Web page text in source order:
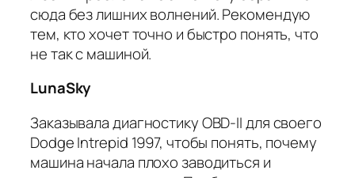
сюда без лишних волнений. Рекомендую
тем, кто хочет точно и быстро понять, что
не так с машиной.
LunaSky
Заказывала диагностику OBD-II для своего
Dodge Intrepid 1997, чтобы понять, почему
машина начала плохо заводиться и